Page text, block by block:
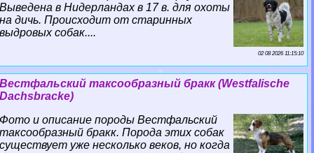
Выведена в Нидерландах в 17 в. для охоты
на дичь. Происходит от старинных
выдровых собак....
02 08 2026 11:15:10
Вестфальский таксообразный бpaкк (Westfalische
Dachsbracke)
Фото и описание породы Вестфальский
таксообразный бpaкк. Порода этих собак
существует уже несколько веков, но когда